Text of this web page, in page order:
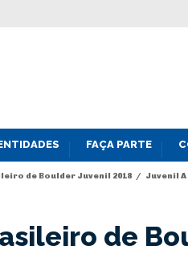
FAÇA PARTE
de Boulder Juvenil 2018 / Juvenil
de